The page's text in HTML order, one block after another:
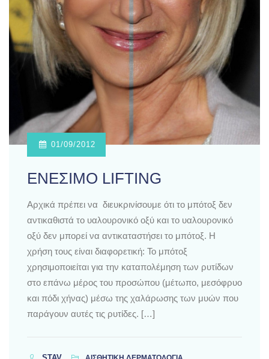
01/09/2012
ENEΣΙΜΟ LIFTING
Αρχικά πρέπει να διευκρινίσουμε ότι το μπότοξ δεν
αντικαθιστά το υαλουρονικό οξύ και το υαλουρονικό
οξύ δεν μπορεί να αντικαταστήσει το μπότοξ. Η
χρήση τους είναι διαφορετική: Το μπότοξ
χρησιμοποιείται για την καταπολέμηση των ρυτίδων
στο επάνω μέρος του προσώπου (μέτωπο, μεσόφρυο
και πόδι χήνας) μέσω της χαλάρωσης των μυών που
παράγουν αυτές τις ρυτίδες. […]